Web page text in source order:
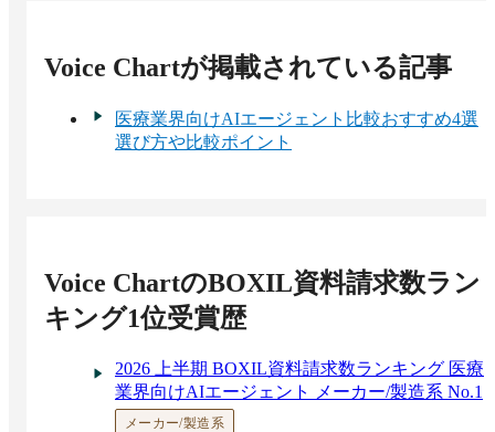
Voice Chartが掲載されている記事
医療業界向けAIエージェント比較おすすめ4選
選び方や比較ポイント
Voice ChartのBOXIL資料請求数ラン
キング1位受賞歴
2026 上半期 BOXIL資料請求数ランキング 医療
業界向けAIエージェント メーカー/製造系 No.1
メーカー/製造系